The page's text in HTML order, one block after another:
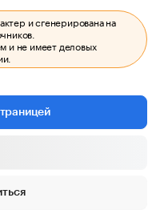
и сгенерирована на
и не имеет деловых